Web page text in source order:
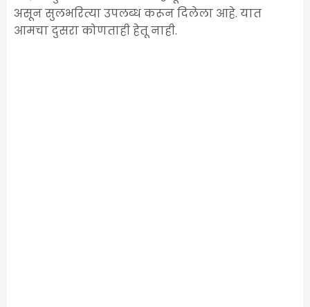
असून सुलभरित्या उपलब्ध करून दिलेला आहे. यात
आमचा दुसरा कोणताही हेतू नाही.